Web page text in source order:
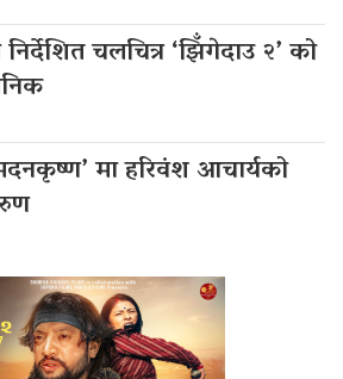
चलचित्र ‘झिँगेदाउ २’ को
मा हरिवंश आचार्यको